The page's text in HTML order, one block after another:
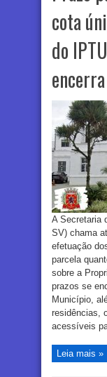
cota
do
A Secretaria
SV) chama
efetuação
parcela
sobre a
prazos se
Município,
residências,
acessíveis
Leia mais »